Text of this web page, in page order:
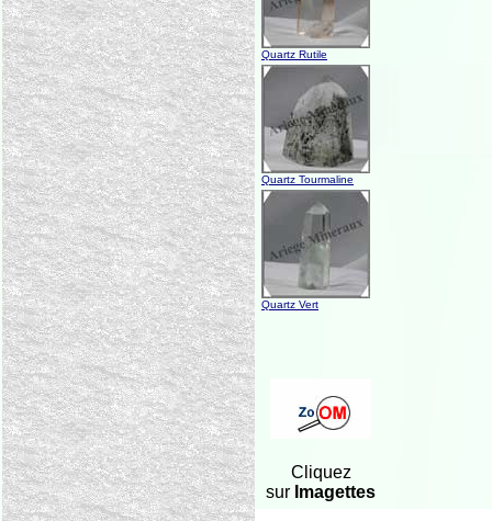
Quartz Rutile
Quartz Tourmaline
Quartz Vert
Cliquez
sur Imagettes